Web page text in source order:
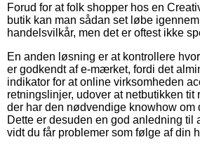
Forud for at folk shopper hos en
butik kan man sådan set løbe
handelsvilkår, men det er oftest ikke
En anden løsning er at kontrollere
er godkendt af e-mærket, fordi det
indikator for at online virksomheden
retningslinjer, udover at netbutikken
der har den nødvendige knowhow
Dette er desuden en god anledning til
vidt du får problemer som følge af din